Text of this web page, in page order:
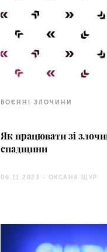
ВОЄННІ ЗЛОЧИНИ
Як працювати зі
спадщини
06.11.2023 - ОКСАНА ЩУР